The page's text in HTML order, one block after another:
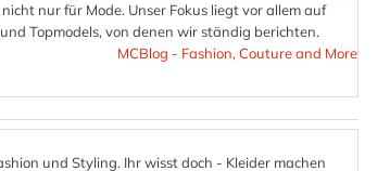
nur für Mode. Unser Fokus liegt vor allem auf
Topmodels, von denen wir ständig berichten.
MCBlog - Fashion, Couture and More
und Styling. Ihr wisst doch - Kleider machen